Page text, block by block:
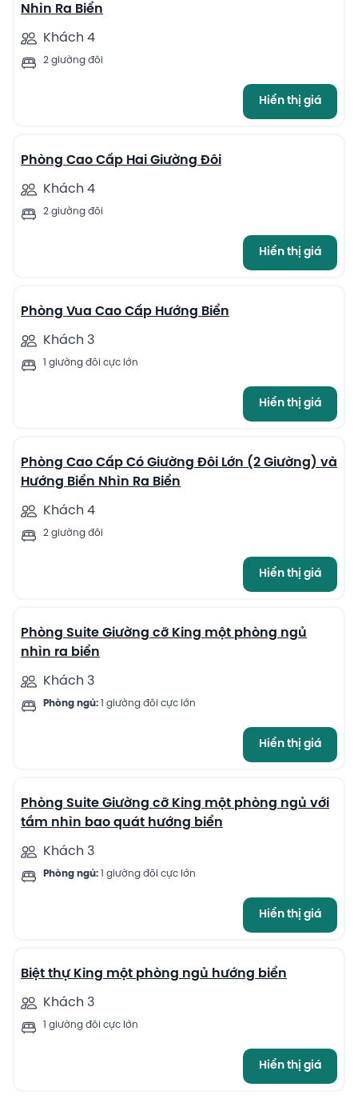
Nhìn Ra Biển
Khách 4
2 giường đôi
Hiển thị giá
4
Phòng Cao Cấp Hai Giường Đôi
Khách 4
2 giường đôi
Hiển thị giá
4
Phòng Vua Cao Cấp Hướng Biển
Khách 3
1 giường đôi cực lớn
Hiển thị giá
6
Phòng Cao Cấp Có Giường Đôi Lớn (2 Giường) và
Hướng Biển Nhìn Ra Biển
Khách 4
2 giường đôi
Hiển thị giá
4
Phòng Suite Giường cỡ King một phòng ngủ
nhìn ra biển
Khách 3
Phòng ngủ: 1 giường đôi cực lớn
Hiển thị giá
8
Phòng Suite Giường cỡ King một phòng ngủ với
tầm nhìn bao quát hướng biển
Khách 3
Phòng ngủ: 1 giường đôi cực lớn
Hiển thị giá
4
Biệt thự King một phòng ngủ hướng biển
Khách 3
1 giường đôi cực lớn
Hiển thị giá